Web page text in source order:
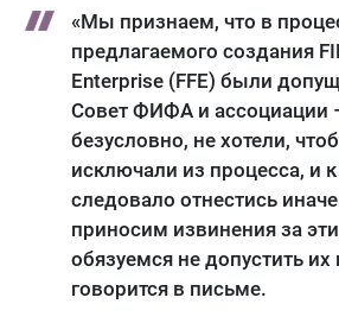
«Мы признаем, что в
предлагаемого создания
Enterprise (FFE) были
Совет ФИФА и
безусловно, не хотели,
исключали из процесса, и
следовало отнестись
приносим извинения за
обязуемся не допустить их
говорится в письме.